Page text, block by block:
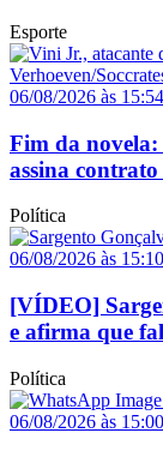
Esporte
06/08/2026 às 15:54
Fim da
assina contrato
Política
06/08/2026 às 15:10
[VÍDEO]
e afirma que
Política
06/08/2026 às 15:00